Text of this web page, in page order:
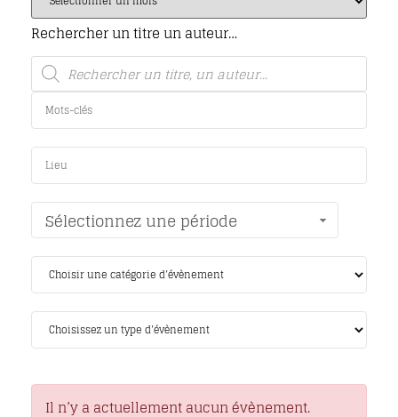
Rechercher un titre un auteur…
Sélectionnez une période
Il n’y a actuellement aucun évènement.